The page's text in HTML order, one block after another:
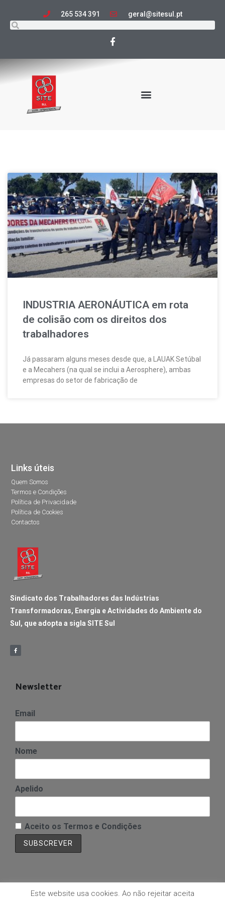
265 534 391 geral@sitesul.pt
INDUSTRIA AERONÁUTICA em rota
de colisão com os direitos dos
trabalhadores
Já passaram alguns meses desde que, a LAUAK Setúbal
e a Mecahers (na qual se inclui a Aerosphere), ambas
empresas do setor de fabricação de
Links úteis
Quem Somos
Termos e Condições
Política de Privacidade
Política de Cookies
Contactos
Sindicato dos Trabalhadores das Indústrias
Transformadoras, Energia e Actividades do Ambiente do
Sul, que adopta a sigla SITE Sul
Newsletter
Email
Nome
Apelido
Aceito os Termos e Condições
Este website usa cookies. Ao não rejeitar aceita